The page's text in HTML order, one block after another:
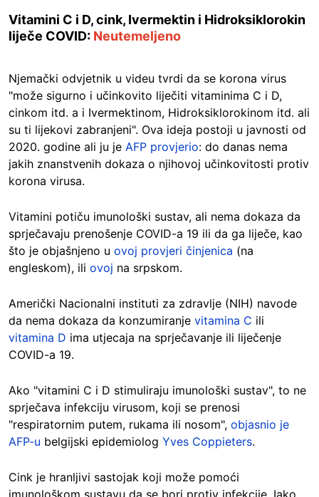
Vitamini C i D, cink, Ivermektin i Hidroksiklorokin
liječe COVID: Neutemeljeno
Njemački odvjetnik u videu tvrdi da se korona virus
"može sigurno i učinkovito liječiti vitaminima C i D,
cinkom itd. a i Ivermektinom, Hidroksiklorokinom itd. ali
su ti lijekovi zabranjeni". Ova ideja postoji u javnosti od
2020. godine ali ju je AFP provjerio: do danas nema
jakih znanstvenih dokaza o njihovoj učinkovitosti protiv
korona virusa.
Vitamini potiču imunološki sustav, ali nema dokaza da
sprječavaju prenošenje COVID-a 19 ili da ga liječe, kao
što je objašnjeno u ovoj provjeri činjenica (na
engleskom), ili ovoj na srpskom.
Američki Nacionalni instituti za zdravlje (NIH) navode
da nema dokaza da konzumiranje vitamina C ili
vitamina D ima utjecaja na sprječavanje ili liječenje
COVID-a 19.
Ako "vitamini C i D stimuliraju imunološki sustav", to ne
sprječava infekciju virusom, koji se prenosi
"respiratornim putem, rukama ili nosom", objasnio je
AFP-u belgijski epidemiolog Yves Coppieters.
Cink je hranljivi sastojak koji može pomoći